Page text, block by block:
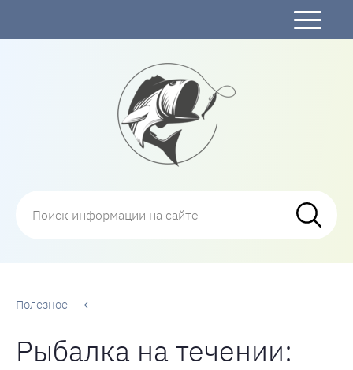
Полезное
Рыбалка на течении: